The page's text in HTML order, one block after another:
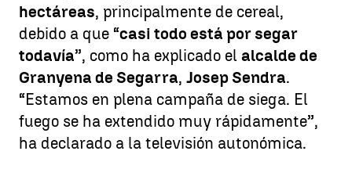
hectáreas, principalmente de cereal,
debido a que “casi todo está por segar
todavía”, como ha explicado el alcalde de
Granyena de Segarra, Josep Sendra.
“Estamos en plena campaña de siega. El
fuego se ha extendido muy rápidamente”,
ha declarado a la televisión autonómica.